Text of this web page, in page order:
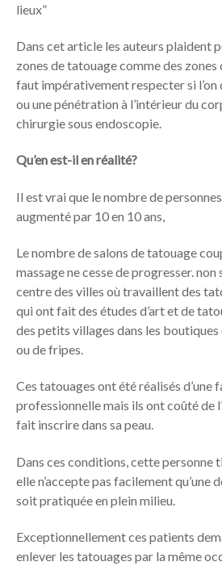
lieux”
Dans cet article les auteurs plaident
zones de tatouage comme des zones
faut impérativement respecter si
ou une pénétration à l’intérieur du
chirurgie sous endoscopie.
Qu’en est-il en réalité?
Il est vrai que le nombre de
augmenté par 10 en 10 ans,
Le nombre de salons de tatouage
massage ne cesse de progresser. non
centre des villes où travaillent des
qui ont fait des études d’art et de
des petits villages dans les
ou de fripes.
Ces tatouages ont été réalisés d’une
professionnelle mais ils ont coûté de
fait inscrire dans sa peau.
Dans ces conditions, cette personne
elle n’accepte pas facilement qu’une
soit pratiquée en plein milieu.
Exceptionnellement ces patients
enlever les tatouages par la même